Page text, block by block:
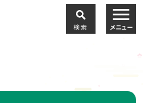
検索 メニュー